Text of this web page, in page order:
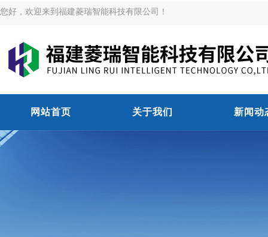
您好，欢迎来到福建菱瑞智能科技有限公司！
网站首页 关于我们 新闻动